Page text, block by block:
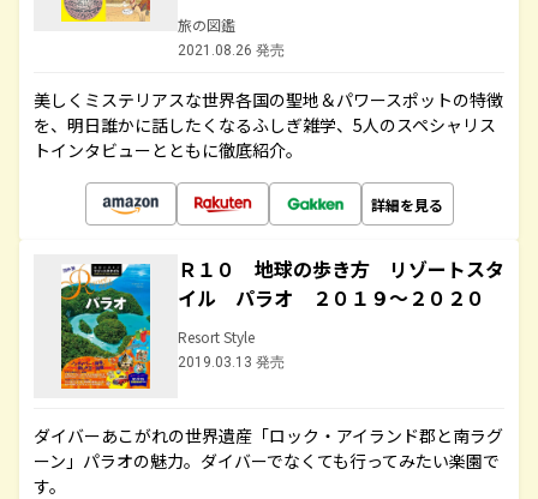
旅の図鑑
2021.08.26 発売
美しくミステリアスな世界各国の聖地＆パワースポットの特徴
を、明日誰かに話したくなるふしぎ雑学、5人のスペシャリス
トインタビューとともに徹底紹介。
詳細を見る
Ｒ１０ 地球の歩き方 リゾートスタ
イル パラオ ２０１９～２０２０
Resort Style
2019.03.13 発売
ダイバーあこがれの世界遺産「ロック・アイランド郡と南ラグ
ーン」パラオの魅力。ダイバーでなくても行ってみたい楽園で
す。